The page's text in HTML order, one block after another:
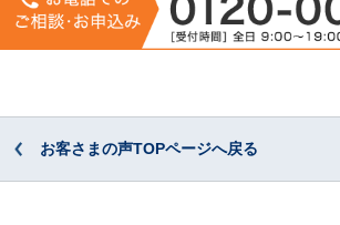
お客さまの声TOPページへ戻る